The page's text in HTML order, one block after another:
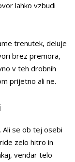
lahko vzbudi
trenutek, deluje
brez premora,
v teh drobnih
prijetno ali ne.
Ali se ob tej osebi
zelo hitro in
vendar telo